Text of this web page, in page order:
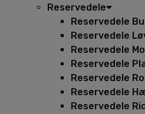
Reservedele
Reservedele
Reservedele
Reservedele
Reservedele
Reservedele
Reservedele
Reservedele